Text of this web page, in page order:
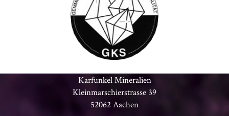
Karfunkel Mineralien
Kleinmarschierstrasse 39
52062 Aachen